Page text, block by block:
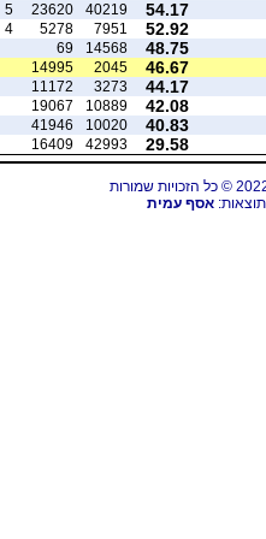
54.17
40219
23620
5
52.92
7951
5278
4
48.75
14568
69
46.67
2045
14995
44.17
3273
11172
42.08
10889
19067
40.83
10020
41946
29.58
42993
16409
תוצאות:אסף עמית